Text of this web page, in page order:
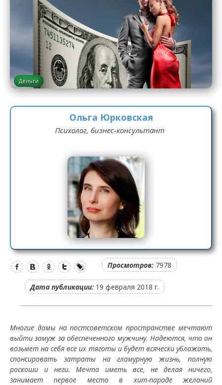
Деньги
Ольга Юрковская
Психолог, бизнес-консультант
Просмотров: 7978
Дата публикации: 19 февраля 2018 г.
Многие дамы на постсоветском пространстве мечтают
выйти замуж за обеспеченного мужчину. Надеются, что он
возьмет на себя все их тяготы и будет всячески ублажать,
спонсировать затраты на гламурную жизнь, полную
роскоши и неги. Мечта иметь все, не делая ничего,
занимает первое место в хит-параде желаний